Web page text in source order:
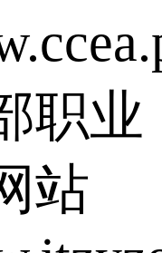
职业
站